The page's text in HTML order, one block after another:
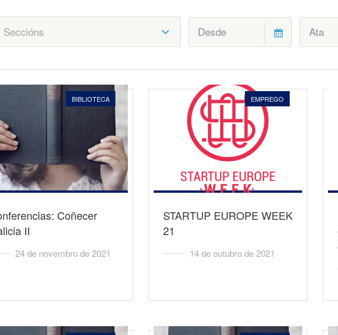
BIBLIOTECA
Coñecer
II
24 de novembro de 2021
EMPREGO
STARTUP EUROPE WEEK
21
14 de outubro de 2021